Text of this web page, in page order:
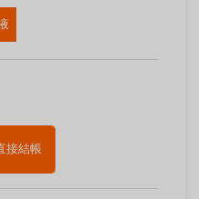
接結帳